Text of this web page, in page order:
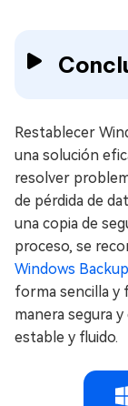
Restablecer
una solución
resolver
de pérdida de
una copia de
proceso, se
Windows Backup
forma sencilla y
manera segura
estable y fluido.